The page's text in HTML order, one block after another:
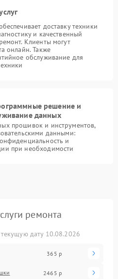
доставку техники
и качественный
Клиенты могут
онлайн. Также
обслуживание для
решение и
данных
прошивок и инструментов,
данными:
и
при необходимости
ремонта
дату 10.08.2026
365 р
2465 р